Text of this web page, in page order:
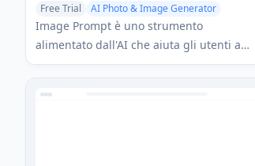
Free Trial
AI Photo & Image Generator
AI Illustration Generator
Prompts
Image Prompt è uno strumento
alimentato dall'AI che aiuta gli utenti a
creare descrizioni testuali dettagliate per
immagini esistenti in prompt descrittivi